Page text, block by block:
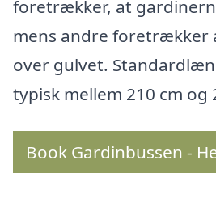
foretrækker, at
mens andre foretrækker
over gulvet.
typisk mellem 210 cm og
Book Gardinbussen -